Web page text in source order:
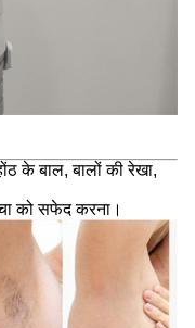
के बाल, बालों की रेखा,
को सफेद करना।